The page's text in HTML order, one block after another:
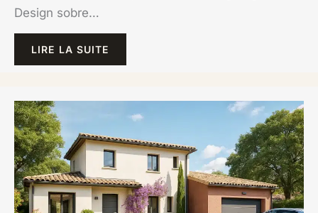
Design sobre…
LIRE LA SUITE